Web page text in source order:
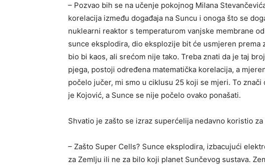
– Pozvao bih se na učenje pokojnog Milana
korelacija između događaja na Suncu i onoga što se
nuklearni reaktor s temperaturom vanjske membrane
sunce eksplodira, dio eksplozije bit će usmjeren prema
bio bi kaos, ali srećom nije tako. Treba znati da je taj
pjega, postoji određena matematička korelacija, a
počelo jučer, mi smo u ciklusu 25 koji se mjeri. To
je Kojović, a Sunce se nije počelo ovako ponašati.
Shvatio je zašto se izraz superćelija nedavno koristio
– Zašto Super Cells? Sunce eksplodira, izbacujući
za Zemlju ili ne za bilo koji planet Sunčevog sustava.